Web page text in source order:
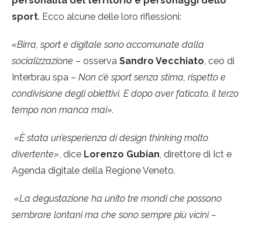
sport. Ecco alcune delle loro riflessioni:
«Birra, sport e digitale sono accomunate dalla
socializzazione – osserva Sandro Vecchiato, ceo di
Interbrau spa – Non c’è sport senza stima, rispetto e
condivisione degli obiettivi. E dopo aver faticato, il terzo
tempo non manca mai».
«È stata un’esperienza di design thinking molto
divertente», dice Lorenzo Gubian, direttore di Ict e
Agenda digitale della Regione Veneto.
«La degustazione ha unito tre mondi che possono
sembrare lontani ma che sono sempre più vicini –